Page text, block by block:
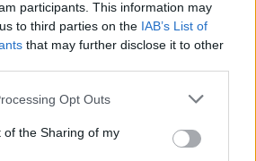
participants. This information may
to third parties on the IAB’s List of
that may further disclose it to other
app uses one or more Google
or usage behaviour. You may click to
to Google and its third-party tags to
Opt Outs
of the Sharing of my
που